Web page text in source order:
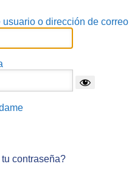
usuario o dirección de correo
contraseña?